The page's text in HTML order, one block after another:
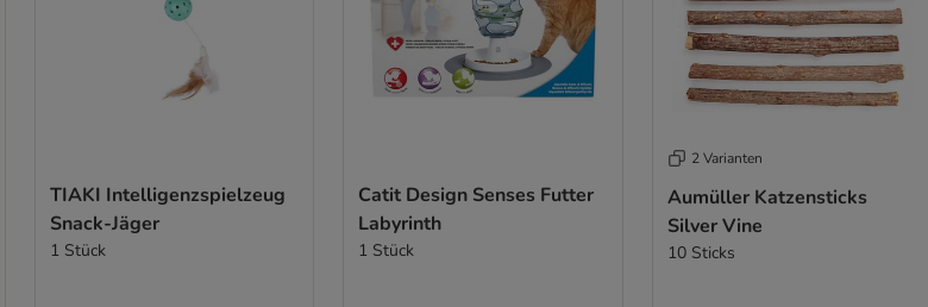
TIAKI Intelligenzspielzeug
Snack-Jäger
1 Stück
Catit Design Senses Futter
Labyrinth
1 Stück
2 Varianten
Aumüller Katzensticks
Silver Vine
10 Sticks